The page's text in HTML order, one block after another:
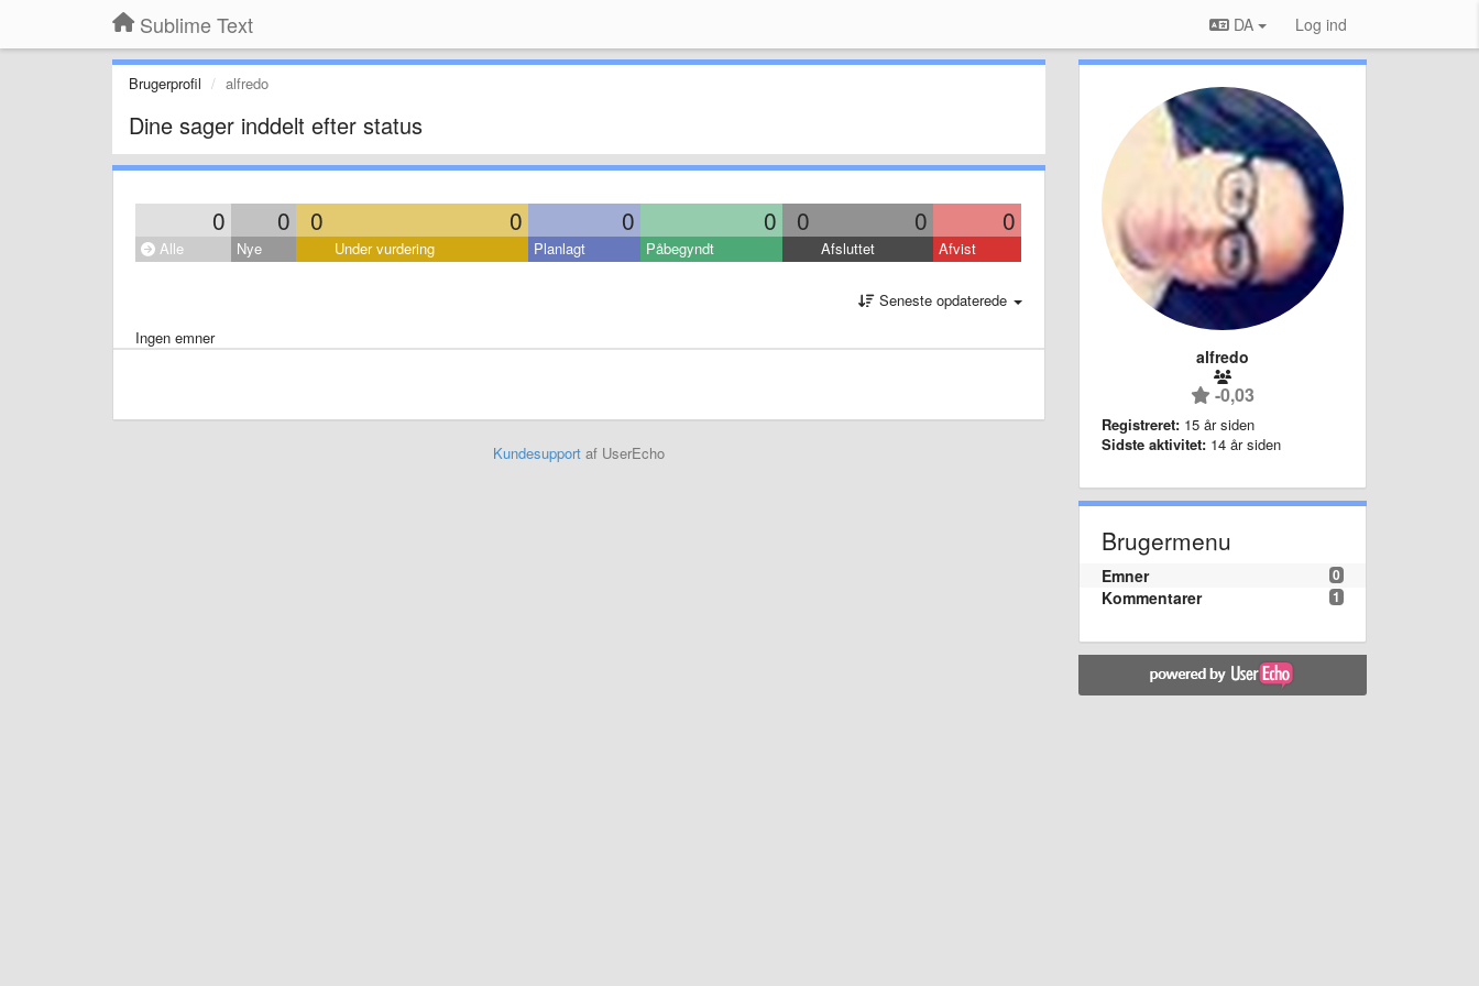
Sublime Text DA Log ind
Brugerprofil alfredo
Dine sager inddelt efter status
0 0 0 0 0 0 0 0 0
Alle Nye Under vurdering Planlagt Påbegyndt Afsluttet Afvist
Seneste opdaterede
Ingen emner
Kundesupportaf UserEcho
alfredo
-0,03
Registreret: 15 år siden
Sidste aktivitet: 14 år siden
Brugermenu
0
Emner
1
Kommentarer